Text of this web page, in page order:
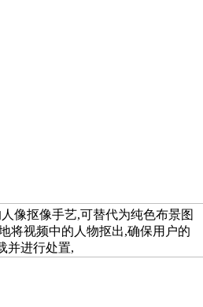
像抠像手艺,可替代为纯色布景图
将视频中的人物抠出,确保用户的
并进行处置,